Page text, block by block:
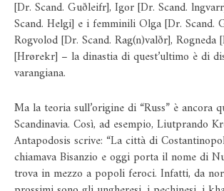
[Dr. Scand. Guðleifr], Igor [Dr. Scand.
Scand. Helgi] e i femminili Olga [Dr. Scand.
Rogvolod [Dr. Scand. Rag(n)valðr],
[Hrørekr] – la dinastia di quest’ultimo è di
varangiana.
Ma la teoria sull’origine di “Russ” è ancora
Scandinavia. Così, ad esempio, Liutprando
Antapodosis scrive: “La città di
chiamava Bisanzio e oggi porta il nome di
trova in mezzo a popoli feroci. Infatti, da